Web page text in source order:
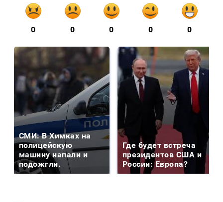
0 0 0 0 0
СМИ: В Химках на
полицейскую
машину напали и
подожгли.
Где будет встреча
президентов США и
России: Европа?